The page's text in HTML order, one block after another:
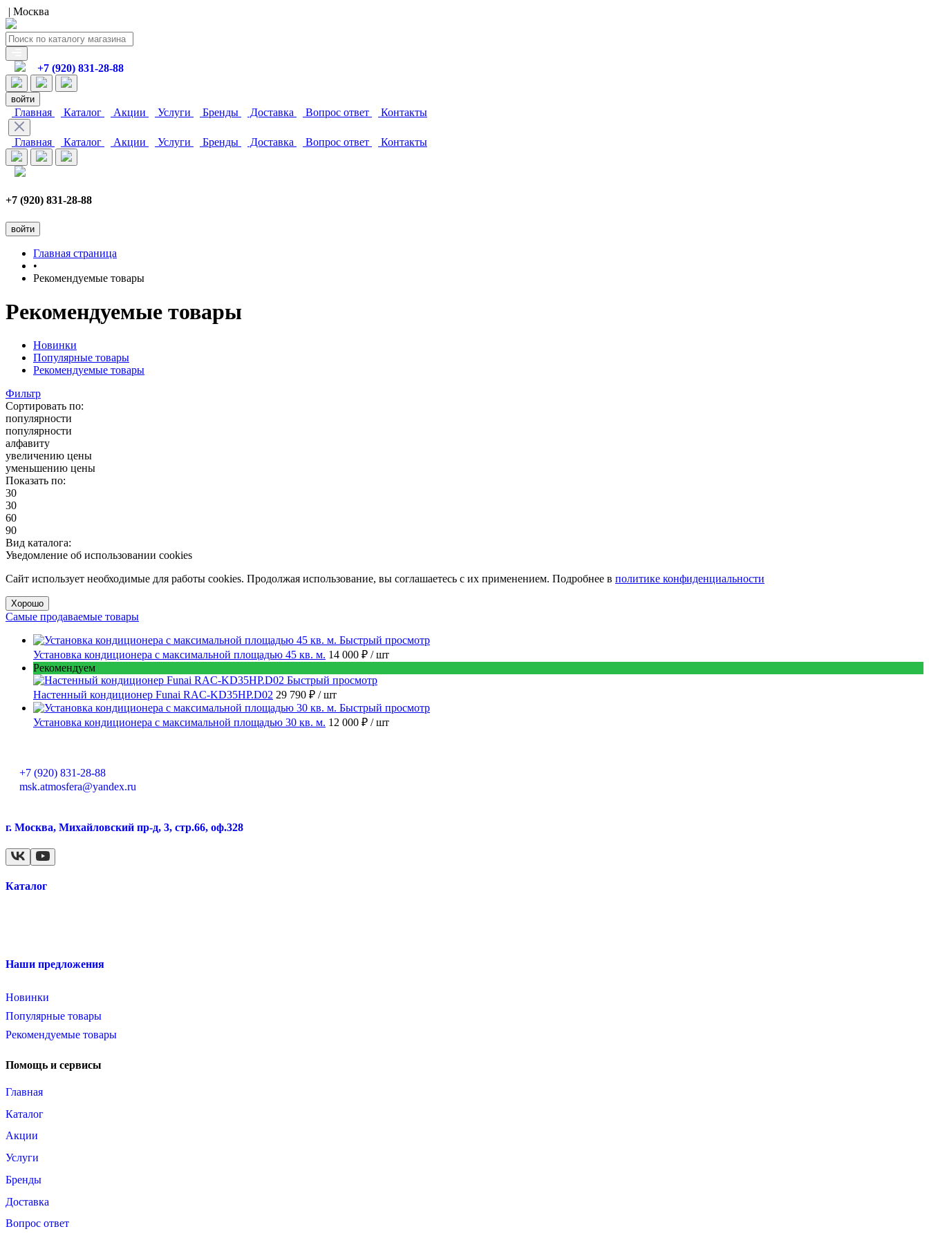
| Москва
+7 (920) 831-28-88
войти
Главная Каталог Акции Услуги Бренды Доставка Вопрос ответ Контакты
Главная Каталог Акции Услуги Бренды Доставка Вопрос ответ Контакты
+7 (920) 831-28-88
войти
Главная страница
•
Рекомендуемые товары
Рекомендуемые товары
Новинки
Популярные товары
Рекомендуемые товары
Фильтр
Сортировать по:
популярности
популярности
алфавиту
увеличению цены
уменьшению цены
Показать по:
30
30
60
90
Вид каталога:
Уведомление об использовании cookies
Сайт использует необходимые для работы cookies. Продолжая использование, вы соглашаетесь с их применением. Подробнее в политике конфиденциальности
Хорошо
Самые продаваемые товары
Быстрый просмотр
Установка кондиционера с максимальной площадью 45 кв. м. 14 000 ₽ / шт
Рекомендуем
Быстрый просмотр
Настенный кондиционер Funai RAC-KD35HP.D02 29 790 ₽ / шт
Быстрый просмотр
Установка кондиционера с максимальной площадью 30 кв. м. 12 000 ₽ / шт
+7 (920) 831-28-88
msk.atmosfera@yandex.ru
г. Москва, Михайловский пр-д, 3, стр.66, оф.328
Каталог
Наши предложения
Новинки
Популярные товары
Рекомендуемые товары
Помощь и сервисы
Главная
Каталог
Акции
Услуги
Бренды
Доставка
Вопрос ответ